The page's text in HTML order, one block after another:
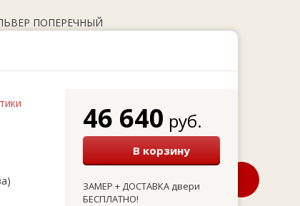
ПОПЕРЕЧНЫЙ
46 640 руб.
В корзину
ЗАМЕР + ДОСТАВКА двери
БЕСПЛАТНО!